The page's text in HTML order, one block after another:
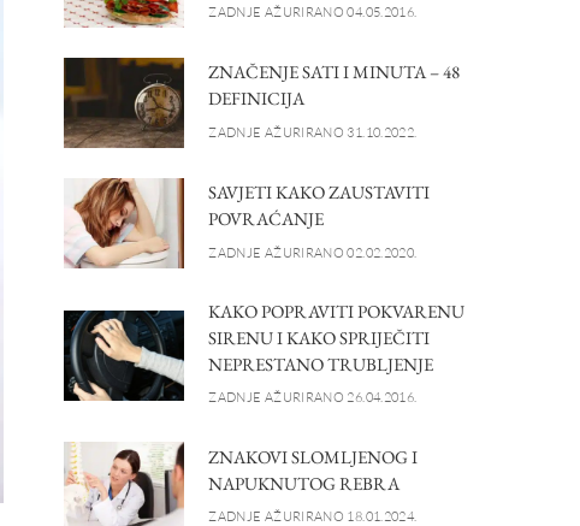
ZADNJE AŽURIRANO 04.05.2016.
ZNAČENJE SATI I MINUTA – 48
DEFINICIJA
ZADNJE AŽURIRANO 31.10.2022.
SAVJETI KAKO ZAUSTAVITI
POVRAĆANJE
ZADNJE AŽURIRANO 02.02.2020.
KAKO POPRAVITI POKVARENU
SIRENU I KAKO SPRIJEČITI
NEPRESTANO TRUBLJENJE
ZADNJE AŽURIRANO 26.04.2016.
ZNAKOVI SLOMLJENOG I
NAPUKNUTOG REBRA
ZADNJE AŽURIRANO 18.01.2024.